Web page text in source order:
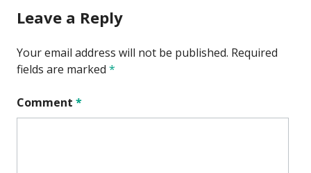
Leave a Reply
Your email address will not be published. Required
fields are marked *
Comment *